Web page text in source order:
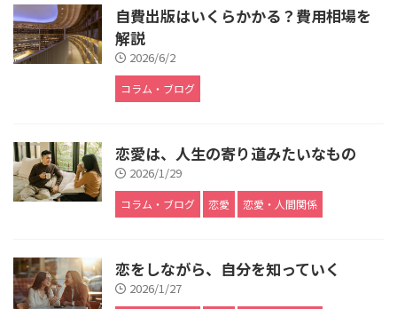
自費出版はいくらかかる？費用相場を
解説
2026/6/2
コラム・ブログ
恋愛は、人生の寄り道みたいなもの
2026/1/29
コラム・ブログ 恋愛 恋愛・人間関係
恋をしながら、自分を知っていく
2026/1/27